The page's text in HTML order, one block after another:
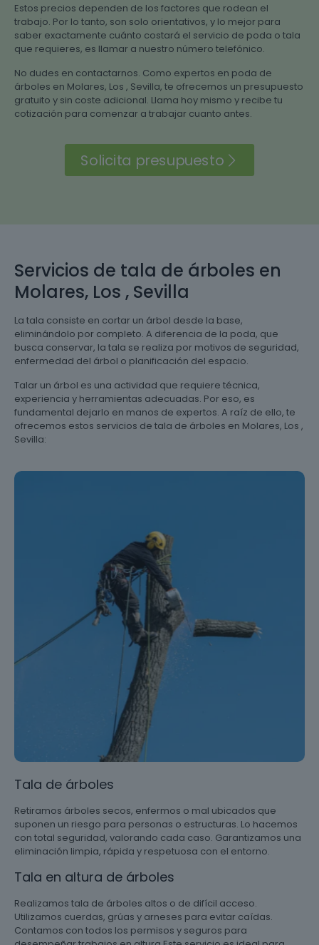
Estos precios dependen de los factores que rodean el
trabajo. Por lo tanto, son solo orientativos, y lo mejor para
saber exactamente cuánto costará el servicio de poda o tala
que requieres, es llamar a nuestro número telefónico.
No dudes en contactarnos. Como expertos en poda de
árboles en Molares, Los , Sevilla, te ofrecemos un presupuesto
gratuito y sin coste adicional. Llama hoy mismo y recibe tu
cotización para comenzar a trabajar cuanto antes.
Solicita presupuesto
Servicios de tala de árboles en
Molares, Los , Sevilla
La tala consiste en cortar un árbol desde la base,
eliminándolo por completo. A diferencia de la poda, que
busca conservar, la tala se realiza por motivos de seguridad,
enfermedad del árbol o planificación del espacio.
Talar un árbol es una actividad que requiere técnica,
experiencia y herramientas adecuadas. Por eso, es
fundamental dejarlo en manos de expertos. A raíz de ello, te
ofrecemos estos servicios de tala de árboles en Molares, Los ,
Sevilla:
Tala de árboles
Retiramos árboles secos, enfermos o mal ubicados que
suponen un riesgo para personas o estructuras. Lo hacemos
con total seguridad, valorando cada caso. Garantizamos una
eliminación limpia, rápida y respetuosa con el entorno.
Tala en altura de árboles
Realizamos tala de árboles altos o de difícil acceso.
Utilizamos cuerdas, grúas y arneses para evitar caídas.
Contamos con todos los permisos y seguros para